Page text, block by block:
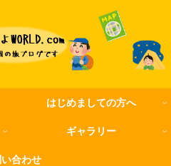
はじめましての方へ
ギャラリー
合わせ